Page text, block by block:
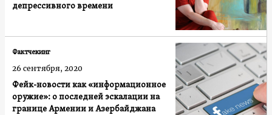
депрессивного времени
Фейк-новости как «информационное
оружие»: о последней эскалации на
границе Армении и Азербайджана
Фактчекинг
26 сентября, 2020